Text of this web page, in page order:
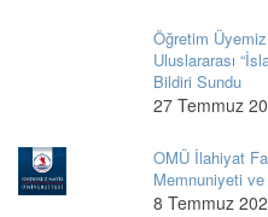
Öğretim
Uluslararası
Bildiri Sundu
27 Temmuz
OMÜ İlahiyat
Memnuniyeti
8 Temmuz